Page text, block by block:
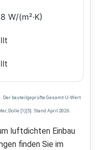
W/(m²·K)
Der bauteilgeprüfte Gesamt-U-Wert
Dolle [1][5]. Stand April 2026.
luftdichten Einbau
finden Sie im